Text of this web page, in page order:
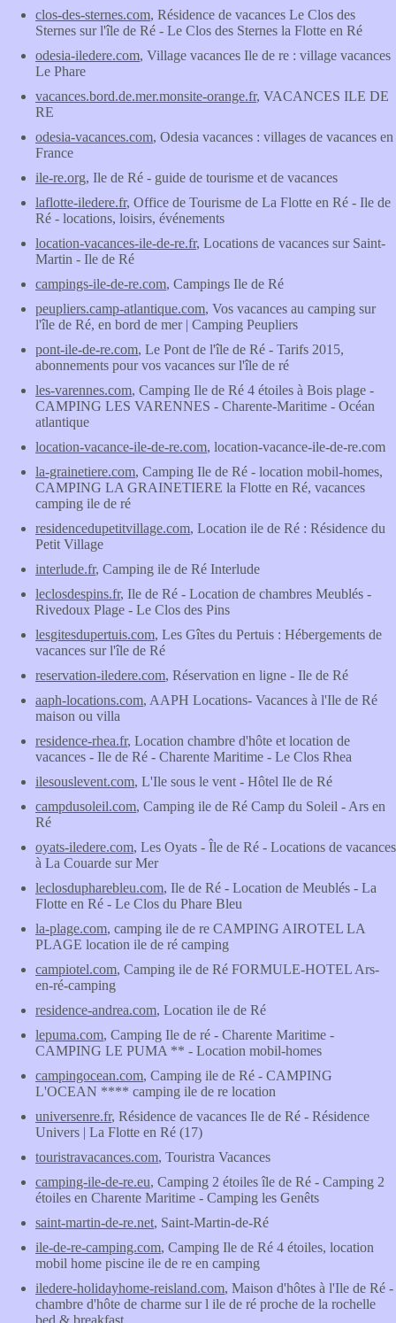
clos-des-sternes.com, Résidence de vacances Le Clos des
Sternes sur l'île de Ré - Le Clos des Sternes la Flotte en Ré
odesia-iledere.com, Village vacances Ile de re : village vacances
Le Phare
vacances.bord.de.mer.monsite-orange.fr, VACANCES ILE DE
RE
odesia-vacances.com, Odesia vacances : villages de vacances en
France
ile-re.org, Ile de Ré - guide de tourisme et de vacances
laflotte-iledere.fr, Office de Tourisme de La Flotte en Ré - Ile de
Ré - locations, loisirs, événements
location-vacances-ile-de-re.fr, Locations de vacances sur Saint-
Martin - Ile de Ré
campings-ile-de-re.com, Campings Ile de Ré
peupliers.camp-atlantique.com, Vos vacances au camping sur
l'île de Ré, en bord de mer | Camping Peupliers
pont-ile-de-re.com, Le Pont de l'île de Ré - Tarifs 2015,
abonnements pour vos vacances sur l'île de ré
les-varennes.com, Camping Ile de Ré 4 étoiles à Bois plage -
CAMPING LES VARENNES - Charente-Maritime - Océan
atlantique
location-vacance-ile-de-re.com, location-vacance-ile-de-re.com
la-grainetiere.com, Camping Ile de Ré - location mobil-homes,
CAMPING LA GRAINETIERE la Flotte en Ré, vacances
camping ile de ré
residencedupetitvillage.com, Location ile de Ré : Résidence du
Petit Village
interlude.fr, Camping ile de Ré Interlude
leclosdespins.fr, Ile de Ré - Location de chambres Meublés -
Rivedoux Plage - Le Clos des Pins
lesgitesdupertuis.com, Les Gîtes du Pertuis : Hébergements de
vacances sur l'île de Ré
reservation-iledere.com, Réservation en ligne - Ile de Ré
aaph-locations.com, AAPH Locations- Vacances à l'Ile de Ré
maison ou villa
residence-rhea.fr, Location chambre d'hôte et location de
vacances - Ile de Ré - Charente Maritime - Le Clos Rhea
ilesouslevent.com, L'Ile sous le vent - Hôtel Ile de Ré
campdusoleil.com, Camping ile de Ré Camp du Soleil - Ars en
Ré
oyats-iledere.com, Les Oyats - Île de Ré - Locations de vacances
à La Couarde sur Mer
leclosdupharebleu.com, Ile de Ré - Location de Meublés - La
Flotte en Ré - Le Clos du Phare Bleu
la-plage.com, camping ile de re CAMPING AIROTEL LA
PLAGE location ile de ré camping
campiotel.com, Camping ile de Ré FORMULE-HOTEL Ars-
en-ré-camping
residence-andrea.com, Location ile de Ré
lepuma.com, Camping Ile de ré - Charente Maritime -
CAMPING LE PUMA ** - Location mobil-homes
campingocean.com, Camping ile de Ré - CAMPING
L'OCEAN **** camping ile de re location
universenre.fr, Résidence de vacances Ile de Ré - Résidence
Univers | La Flotte en Ré (17)
touristravacances.com, Touristra Vacances
camping-ile-de-re.eu, Camping 2 étoiles île de Ré - Camping 2
étoiles en Charente Maritime - Camping les Genêts
saint-martin-de-re.net, Saint-Martin-de-Ré
ile-de-re-camping.com, Camping Ile de Ré 4 étoiles, location
mobil home piscine ile de re en camping
iledere-holidayhome-reisland.com, Maison d'hôtes à l'Ile de Ré -
chambre d'hôte de charme sur l ile de ré proche de la rochelle
bed & breakfast